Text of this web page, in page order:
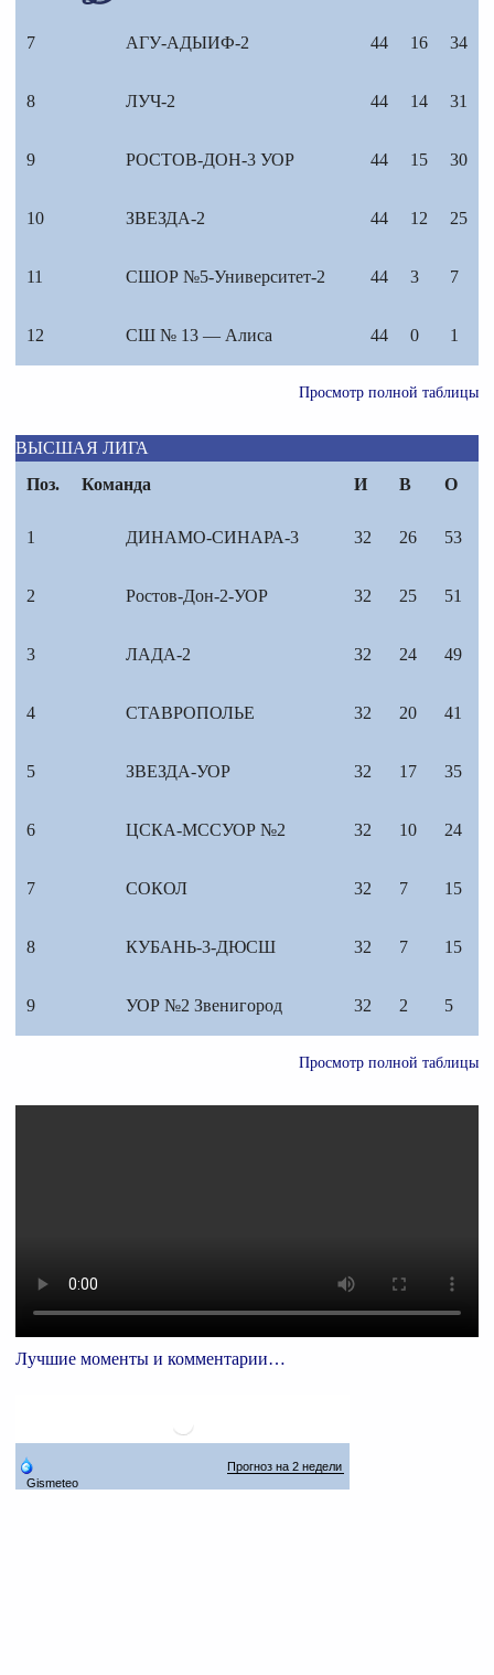
7 АГУ-АДЫИФ-2 44 16 34
8 ЛУЧ-2 44 14 31
9 РОСТОВ-ДОН-3 УОР 44 15 30
10 ЗВЕЗДА-2 44 12 25
11 СШОР №5-Университет-2 44 3 7
12 СШ № 13 — Алиса 44 0 1
Просмотр полной таблицы
ВЫСШАЯ ЛИГА
Поз.
Команда И В О
1 ДИНАМО-СИНАРА-3 32 26 53
2 Ростов-Дон-2-УОР 32 25 51
3 ЛАДА-2 32 24 49
4 СТАВРОПОЛЬЕ 32 20 41
5 ЗВЕЗДА-УОР 32 17 35
6 ЦСКА-МССУОР №2 32 10 24
7 СОКОЛ 32 7 15
8 КУБАНЬ-3-ДЮСШ 32 7 15
9 УОР №2 Звенигород 32 2 5
Просмотр полной таблицы
Лучшие моменты и комментарии…